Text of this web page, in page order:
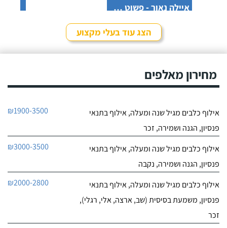
איילה נאור - פשוט מאלפת בחיפה
חייג עכשיו
ניצן אילוף כלבים על הכנרת
חייג עכשיו
הצג עוד בעלי מקצוע
מחירון מאלפים
אילוף כלבים מגיל שנה ומעלה, אילוף בתנאי
פנסיון, הגנה ושמירה, זכר
₪1900-3500
אילוף כלבים מגיל שנה ומעלה, אילוף בתנאי
פנסיון, הגנה ושמירה, נקבה
₪3000-3500
אילוף כלבים מגיל שנה ומעלה, אילוף בתנאי
פנסיון, משמעת בסיסית (שב, ארצה, אלי, רגלי),
זכר
₪2000-2800